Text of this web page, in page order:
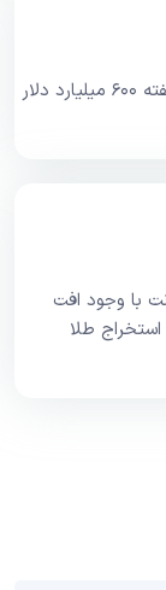
ایلان ماسک چگونه تنها در چند هفته ۶۰۰ میلیارد دلار
با وجود افت
طلا